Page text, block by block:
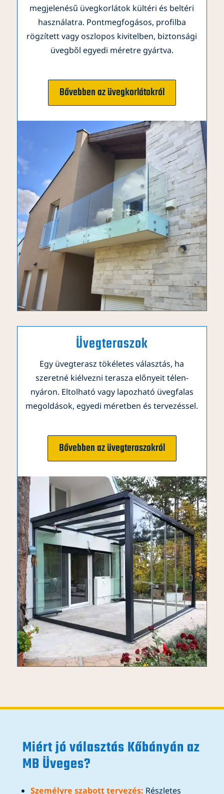
megjelenésű üvegkorlátok kültéri és beltéri
használatra. Pontmegfogásos, profilba
rögzített vagy oszlopos kivitelben, biztonsági
üvegből egyedi méretre gyártva.
Bővebben az üvegkorlátokról
Üvegteraszok
Egy üvegterasz tökéletes választás, ha
szeretné kiélvezni terasza előnyeit télen-
nyáron. Eltolható vagy lapozható üvegfalas
megoldások, egyedi méretben és tervezéssel.
Bővebben az üvegteraszokról
Miért jó választás Kőbányán az
MB Üveges?
Személyre szabott tervezés: Részletes